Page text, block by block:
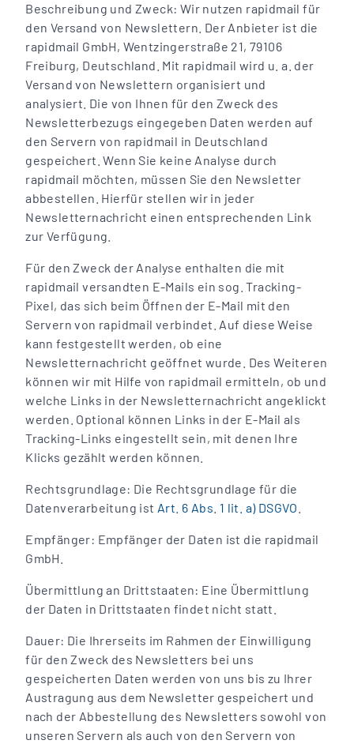
Beschreibung und Zweck: Wir nutzen rapidmail für
den Versand von Newslettern. Der Anbieter ist die
rapidmail GmbH, Wentzingerstraße 21, 79106
Freiburg, Deutschland. Mit rapidmail wird u. a. der
Versand von Newslettern organisiert und
analysiert. Die von Ihnen für den Zweck des
Newsletterbezugs eingegeben Daten werden auf
den Servern von rapidmail in Deutschland
gespeichert. Wenn Sie keine Analyse durch
rapidmail möchten, müssen Sie den Newsletter
abbestellen. Hierfür stellen wir in jeder
Newsletternachricht einen entsprechenden Link
zur Verfügung.
Für den Zweck der Analyse enthalten die mit
rapidmail versandten E-Mails ein sog. Tracking-
Pixel, das sich beim Öffnen der E-Mail mit den
Servern von rapidmail verbindet. Auf diese Weise
kann festgestellt werden, ob eine
Newsletternachricht geöffnet wurde. Des Weiteren
können wir mit Hilfe von rapidmail ermitteln, ob und
welche Links in der Newsletternachricht angeklickt
werden. Optional können Links in der E-Mail als
Tracking-Links eingestellt sein, mit denen Ihre
Klicks gezählt werden können.
Rechtsgrundlage: Die Rechtsgrundlage für die
Datenverarbeitung ist Art. 6 Abs. 1 lit. a) DSGVO
Empfänger: Empfänger der Daten ist die rapidmail
GmbH.
Übermittlung an Drittstaaten: Eine Übermittlung
der Daten in Drittstaaten findet nicht statt.
Dauer: Die Ihrerseits im Rahmen der Einwilligung
für den Zweck des Newsletters bei uns
gespeicherten Daten werden von uns bis zu Ihrer
Austragung aus dem Newsletter gespeichert und
nach der Abbestellung des Newsletters sowohl von
unseren Servern als auch von den Servern von